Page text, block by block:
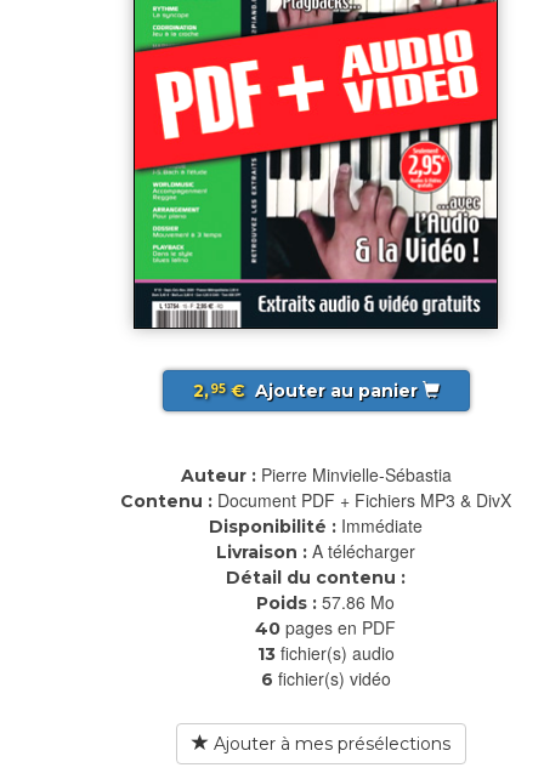
2,95€ Ajouter au panier
Auteur : Pierre Minvielle-Sébastia
Contenu : Document PDF + Fichiers MP3 & DivX
Disponibilité : Immédiate
Livraison : A télécharger
Détail du contenu :
Poids : 57.86 Mo
40 pages en PDF
13 fichier(s) audio
6 fichier(s) vidéo
Ajouter à mes présélections